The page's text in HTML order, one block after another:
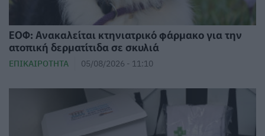
ΕΟΦ: Ανακαλείται κτηνιατρικό φάρμακο για την
ατοπική δερματίτιδα σε σκυλιά
ΕΠΙΚΑΙΡΌΤΗΤΑ 05/08/2026 - 11:10